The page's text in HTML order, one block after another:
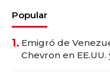
Popular
1. Emigró de
Chevron en